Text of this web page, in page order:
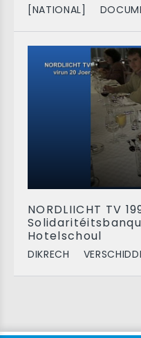
[NATIONAL]
NORDLIICHT TV
Hotelschoul
DIKRECH